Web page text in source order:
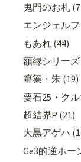
鬼門のお札
エンジェル
もあれ (44)
額縁シリーズ
篳篥・朱 (19)
要石25・ク
超結界P (21)
大黒アゲハ
Ge3的逆ホー